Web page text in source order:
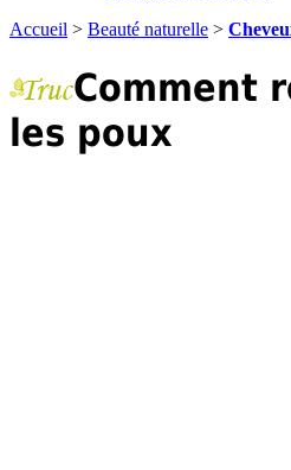
Accueil > Beauté naturelle >
Comment
les poux